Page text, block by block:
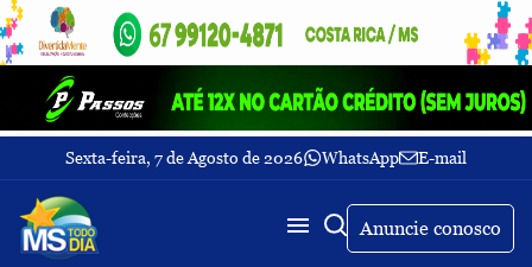
Sexta-feira, 7 de Agosto de 2026 WhatsApp E-mail
Fechar Menu
Últimas
notícias
Anuncie conosco